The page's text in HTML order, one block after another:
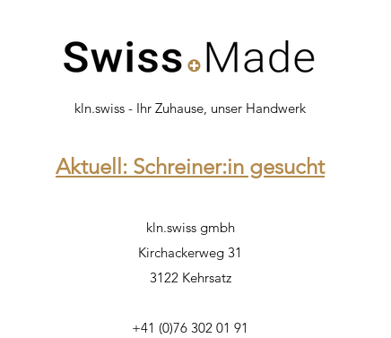
kln.swiss - Ihr Zuhause, unser Handwerk
Aktuell: Schreiner:in gesucht
kln.swiss gmbh
Kirchackerweg 31
3122 Kehrsatz
+41 (0)76 302 01 91